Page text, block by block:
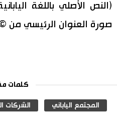
(النص الأصلي باللغة
صورة العنوان الرئيسي من
كلمات
المجتمع الياباني الشركات